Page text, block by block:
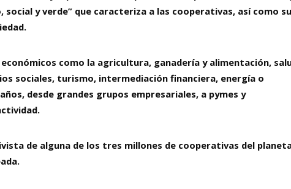
y verde” que caracteriza a las cooperativas, así como su
como la agricultura, ganadería y alimentación,
sociales, turismo, intermediación financiera, energía o
desde grandes grupos empresariales, a pymes y
de alguna de los tres millones de cooperativas del